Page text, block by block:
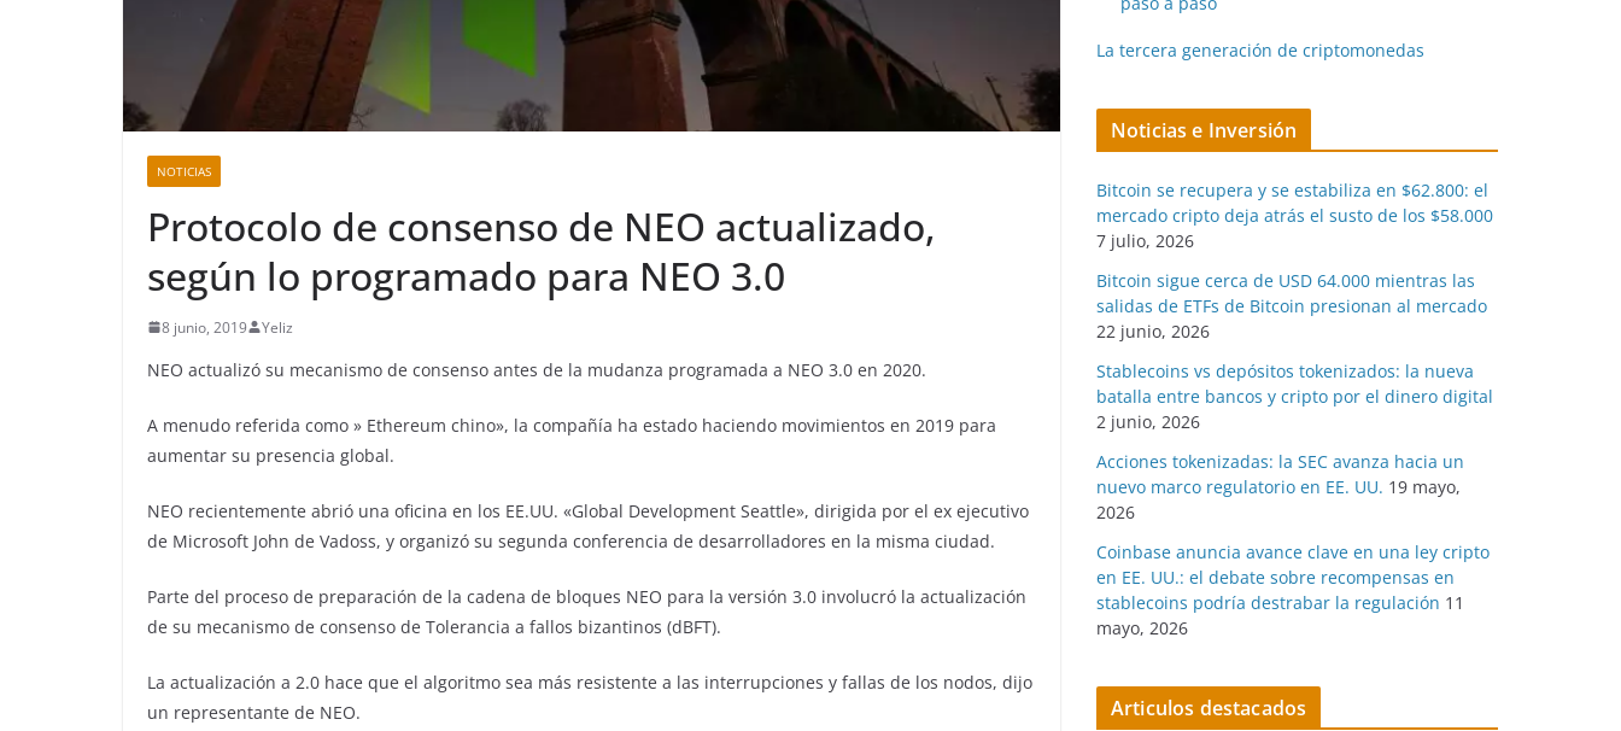
NOTICIAS
Protocolo de consenso de NEO actualizado,
según lo programado para NEO 3.0
8 junio, 2019 Yeliz
NEO actualizó su mecanismo de consenso antes de la mudanza programada a NEO 3.0 en 2020.
A menudo referida como » Ethereum chino», la compañía ha estado haciendo movimientos en 2019 para
aumentar su presencia global.
NEO recientemente abrió una oficina en los EE.UU. «Global Development Seattle», dirigida por el ex ejecutivo
de Microsoft John de Vadoss, y organizó su segunda conferencia de desarrolladores en la misma ciudad.
Parte del proceso de preparación de la cadena de bloques NEO para la versión 3.0 involucró la actualización
de su mecanismo de consenso de Tolerancia a fallos bizantinos (dBFT).
La actualización a 2.0 hace que el algoritmo sea más resistente a las interrupciones y fallas de los nodos, dijo
un representante de NEO.
La tercera generación de criptomonedas
Noticias e Inversión
Bitcoin se recupera y se estabiliza en $62.800: el
mercado cripto deja atrás el susto de los $58.000
7 julio, 2026
Bitcoin sigue cerca de USD 64.000 mientras las
salidas de ETFs de Bitcoin presionan al mercado
22 junio, 2026
Stablecoins vs depósitos tokenizados: la nueva
batalla entre bancos y cripto por el dinero digital
2 junio, 2026
Acciones tokenizadas: la SEC avanza hacia un
nuevo marco regulatorio en EE. UU. 19 mayo,
2026
Coinbase anuncia avance clave en una ley cripto
en EE. UU.: el debate sobre recompensas en
stablecoins podría destrabar la regulación 11
mayo, 2026
Articulos destacados